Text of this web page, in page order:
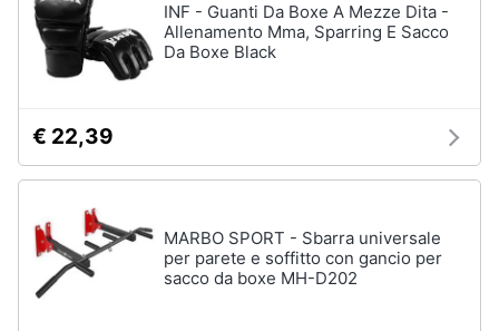
INF - Guanti Da Boxe A Mezze Dita -
Allenamento Mma, Sparring E Sacco
Da Boxe Black
€ 22,39
MARBO SPORT - Sbarra universale
per parete e soffitto con gancio per
sacco da boxe MH-D202